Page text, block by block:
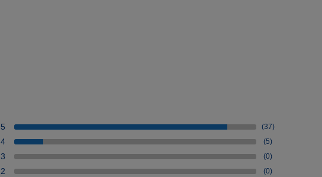
5 (37)
4 (5)
3 (0)
2 (0)